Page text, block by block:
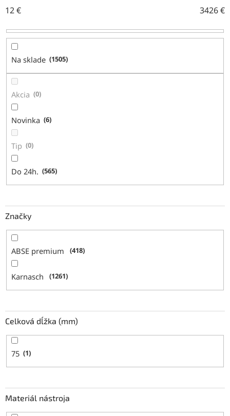
e
r
o
k
12€ 3426€
Na sklade 1505
Akcia 0
Novinka 6
Tip 0
Do 24h. 565
Značky
ABSE premium 418
Karnasch 1261
Celková dĺžka (mm)
75 1
Materiál nástroja